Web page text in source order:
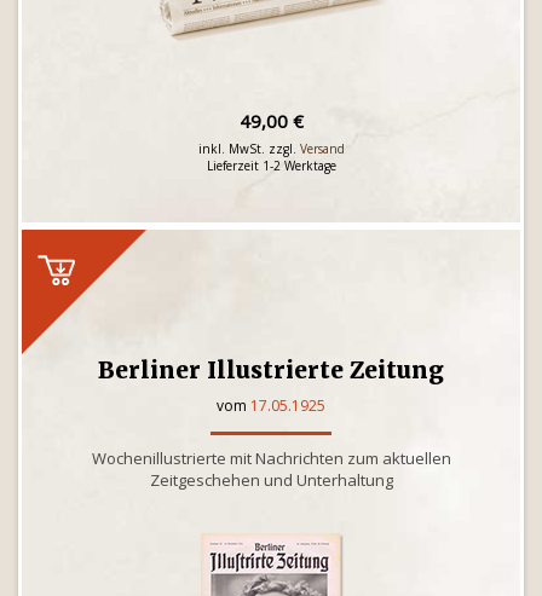
49,00 €
inkl. MwSt. zzgl. Versand
Lieferzeit 1-2 Werktage
Berliner Illustrierte Zeitung
vom 17.05.1925
Wochenillustrierte mit Nachrichten zum aktuellen
Zeitgeschehen und Unterhaltung